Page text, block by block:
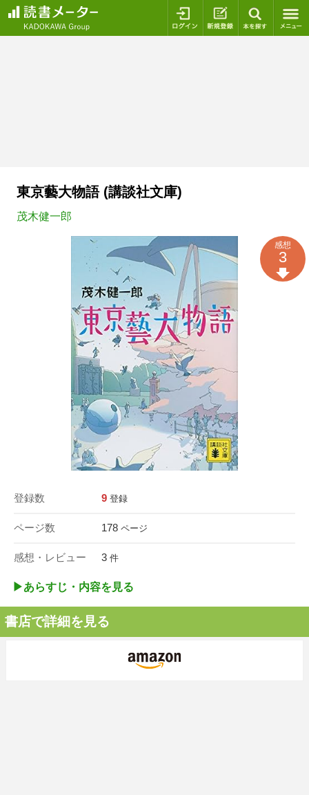
ログイン 新規登録
東京藝大物語 (講談社文庫)
茂木健一郎
登録数 9 登録
ページ数 178 ページ
感想・レビュー 3 件
感想
3
▶︎あらすじ・内容を見る
書店で詳細を見る